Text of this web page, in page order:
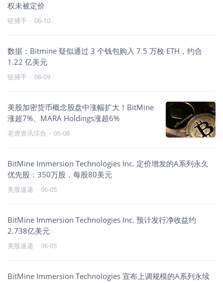
权未被定价
链捕手 · 06-10
数据：Bitmine 疑似通过 3 个钱包购入 7.5 万枚 ETH，约合
1.22 亿美元
链捕手 · 06-09
美股加密货币概念股盘中涨幅扩大！BitMine
涨超7%、MARA Holdings涨超6%
老虎资讯综合 · 06-08
BitMine Immersion Technologies Inc. 定价增发的A系列永久
优先股：350万股，每股80美元
美股速递 · 06-05
BitMine Immersion Technologies Inc. 预计发行净收益约
2.738亿美元
美股速递 · 06-05
BitMine Immersion Technologies 宣布上调规模的A系列永续